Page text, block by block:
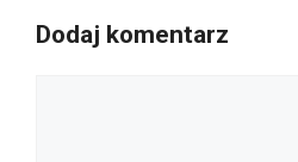
Dodaj komentarz